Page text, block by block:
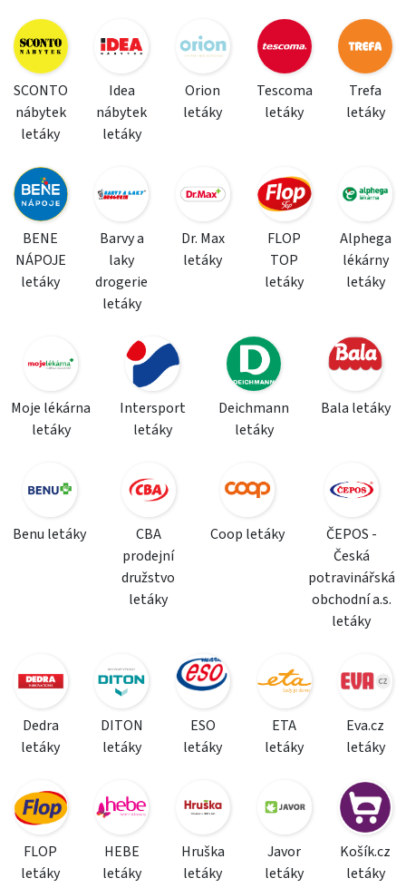
SCONTO
nábytek
letáky
Idea
nábytek
letáky
Orion
letáky
Tescoma
letáky
Trefa
letáky
BENE
NÁPOJE
letáky
Barvy a
laky
drogerie
letáky
Dr. Max
letáky
FLOP
TOP
letáky
Alphega
lékárny
letáky
Moje lékárna
letáky
Intersport
letáky
Deichmann
letáky
Bala letáky
Benu letáky
CBA
prodejní
družstvo
letáky
Coop letáky
ČEPOS -
Česká
potravinářská
obchodní a.s.
letáky
Dedra
letáky
DITON
letáky
ESO
letáky
ETA
letáky
Eva.cz
letáky
FLOP
letáky
HEBE
letáky
Hruška
letáky
Javor
letáky
Košík.cz
letáky